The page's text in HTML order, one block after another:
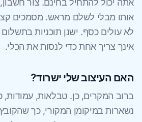
אתה יכול להתחיל בחינם. צור
אותו מבלי לשלם מראש. מסמכים
לא עולים כסף. ישנן תוכניות
אינך צריך אחת כדי לנסות את הכלי.
האם העיצוב שלי ישרוד?
ברוב המקרים, כן. טבלאות, עמודות,
נשארות במיקומן המקורי, כך